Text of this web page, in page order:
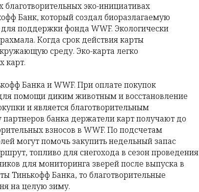
эко-инициативах
Банк, который создал биоразлагаемую
поддержки фонда WWF. Экологически
Когда срок действия карты
среду. Эко-карта легко
карт.
Банка и WWF. При оплате покупок
помощи диким животным и восстановление
и является благотворительным
банка держатели карт получают до
взносов в WWF. По подсчетам
могут помочь закупить недельный запас
топливо для снегохода в сезон проведения
для мониторинга зверей после выпуска в
Тинькофф Банка, то благотворительные
на целую зиму.